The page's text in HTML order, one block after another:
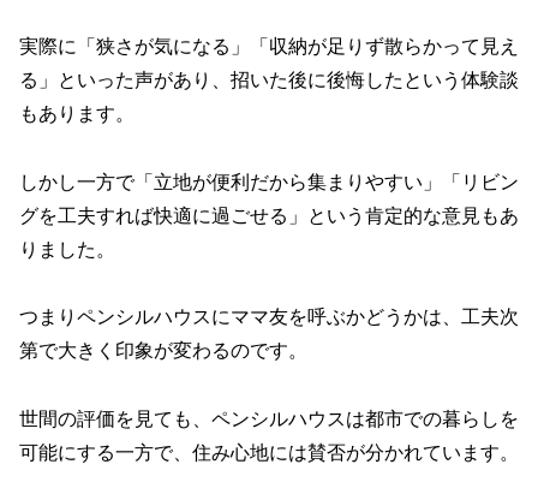
実際に「狭さが気になる」「収納が足りず散らかって見え
る」といった声があり、招いた後に後悔したという体験談
もあります。
しかし一方で「立地が便利だから集まりやすい」「リビン
グを工夫すれば快適に過ごせる」という肯定的な意見もあ
りました。
つまりペンシルハウスにママ友を呼ぶかどうかは、工夫次
第で大きく印象が変わるのです。
世間の評価を見ても、ペンシルハウスは都市での暮らしを
可能にする一方で、住み心地には賛否が分かれています。